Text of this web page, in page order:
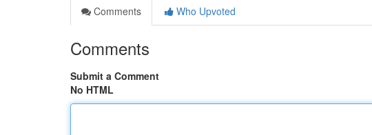
Comments
Who Upvoted
Comments
Submit a Comment
No HTML